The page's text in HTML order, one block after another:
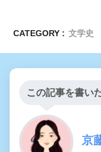
CATEGORY : 文学史
この記事を書い
京